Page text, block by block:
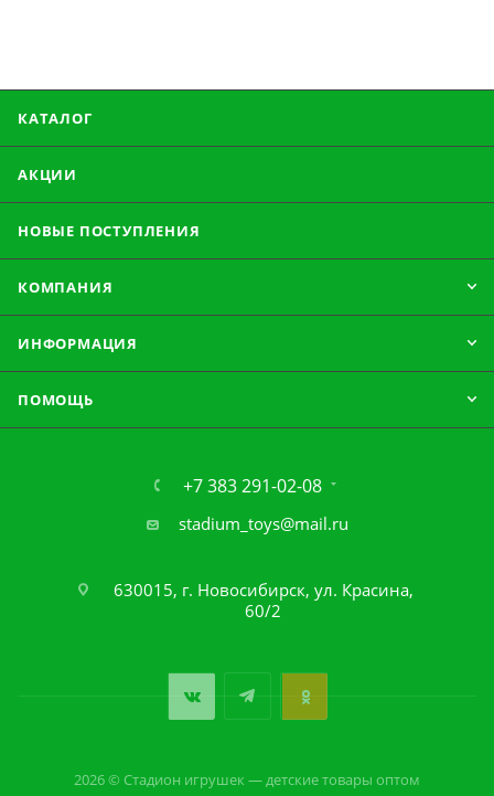
КАТАЛОГ
АКЦИИ
НОВЫЕ ПОСТУПЛЕНИЯ
КОМПАНИЯ
ИНФОРМАЦИЯ
ПОМОЩЬ
+7 383 291-02-08
stadium_toys@mail.ru
630015, г. Новосибирск, ул. Красина,
60/2
2026 © Стадион игрушек — детские товары оптом